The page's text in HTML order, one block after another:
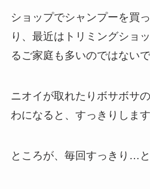
ショップでシャンプーを買
り、最近はトリミングショ
るご家庭も多いのではない
ニオイが取れたりボサボサ
わになると、すっきりします
ところが、毎回すっきり…と